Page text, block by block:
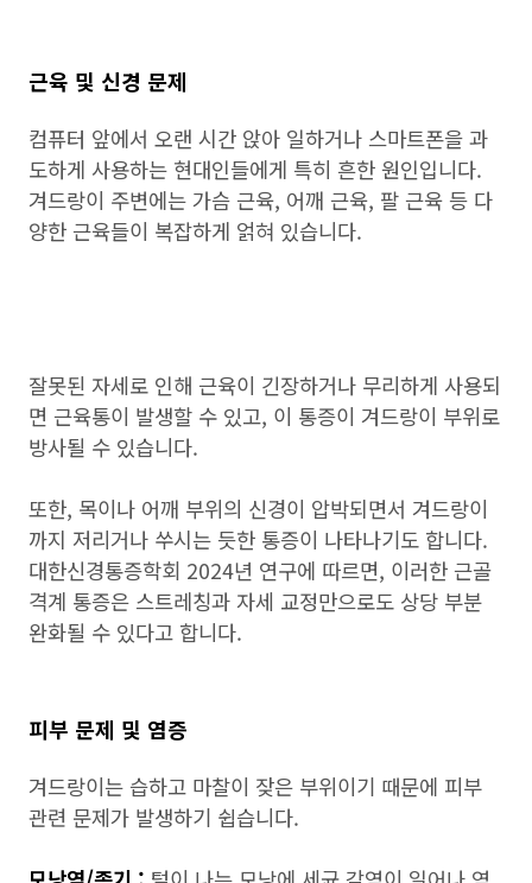
근육 및 신경 문제
컴퓨터 앞에서 오랜 시간 앉아 일하거나 스마트폰을 과
도하게 사용하는 현대인들에게 특히 흔한 원인입니다.
겨드랑이 주변에는 가슴 근육, 어깨 근육, 팔 근육 등 다
양한 근육들이 복잡하게 얽혀 있습니다.
잘못된 자세로 인해 근육이 긴장하거나 무리하게 사용되
면 근육통이 발생할 수 있고, 이 통증이 겨드랑이 부위로
방사될 수 있습니다.
또한, 목이나 어깨 부위의 신경이 압박되면서 겨드랑이
까지 저리거나 쑤시는 듯한 통증이 나타나기도 합니다.
대한신경통증학회 2024년 연구에 따르면, 이러한 근골
격계 통증은 스트레칭과 자세 교정만으로도 상당 부분
완화될 수 있다고 합니다.
피부 문제 및 염증
겨드랑이는 습하고 마찰이 잦은 부위이기 때문에 피부
관련 문제가 발생하기 쉽습니다.